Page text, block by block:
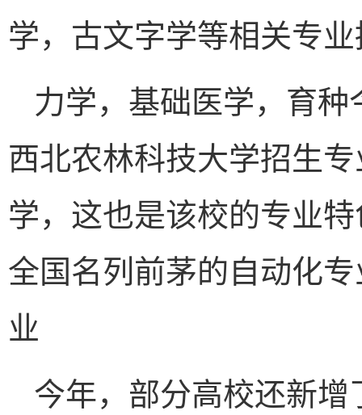
学，古文字学等相关专
力学，基础医学，育
西北农林科技大学招生
学，这也是该校的专业
全国名列前茅的自动化
业
今年，部分高校还新